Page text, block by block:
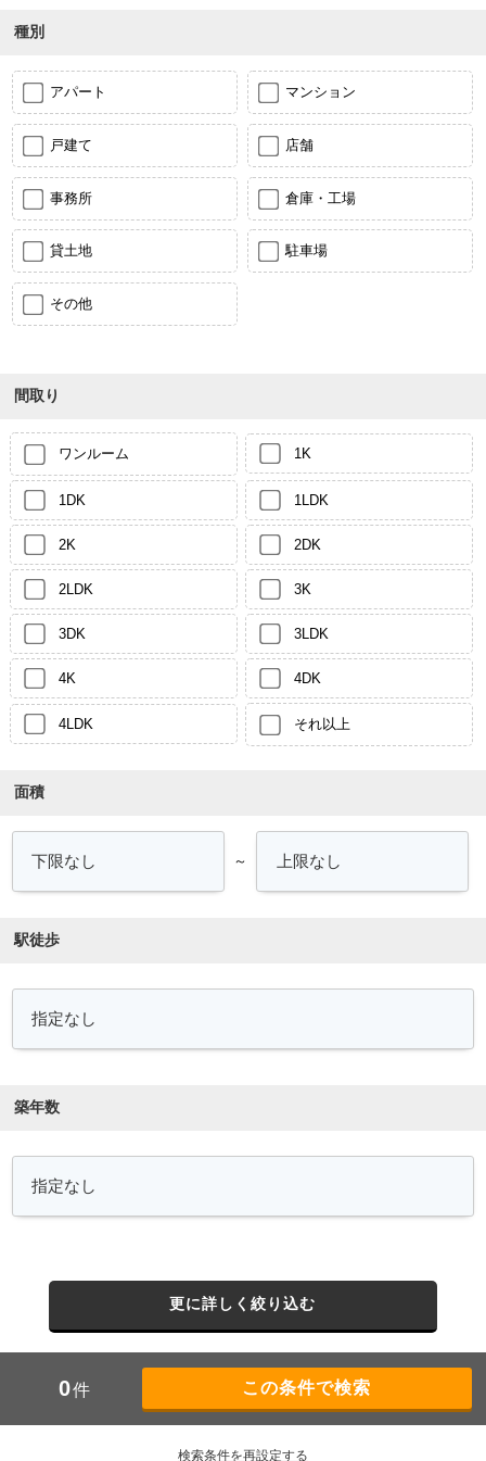
種別
アパート マンション
戸建て 店舗
事務所 倉庫・工場
貸土地 駐車場
その他
間取り
ワンルーム 1K
1DK 1LDK
2K 2DK
2LDK 3K
3DK 3LDK
4K 4DK
4LDK それ以上
面積
～
駅徒歩
築年数
更に詳しく絞り込む
0件
検索条件を再設定する